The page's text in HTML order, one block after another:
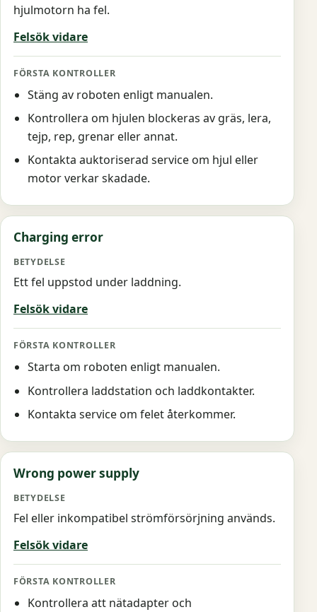
hjulmotorn ha fel.
Felsök vidare
Stäng av roboten enligt manualen.
Kontrollera om hjulen blockeras av gräs, lera,
tejp, rep, grenar eller annat.
Kontakta auktoriserad service om hjul eller
motor verkar skadade.
Charging error
Ett fel uppstod under laddning.
Felsök vidare
Starta om roboten enligt manualen.
Kontrollera laddstation och laddkontakter.
Kontakta service om felet återkommer.
Wrong power supply
Fel eller inkompatibel strömförsörjning används.
Felsök vidare
Kontrollera att nätadapter och